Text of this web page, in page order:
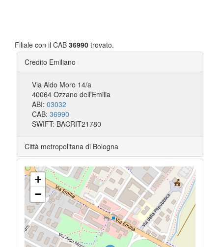
Filiale con il CAB 36990 trovato.
Credito Emiliano
Via Aldo Moro 14/a
40064 Ozzano dell'Emilia
ABI: 03032
CAB: 36990
SWIFT: BACRIT21780
Città metropolitana di Bologna
+
−